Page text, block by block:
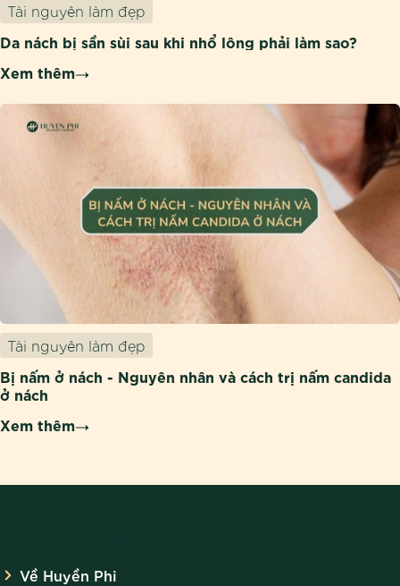
Tài nguyên làm đẹp
Da nách bị sần sùi sau khi nhổ lông phải làm sao?
Xem thêm
Tài nguyên làm đẹp
Bị nấm ở nách - Nguyên nhân và cách trị nấm candida
ở nách
Xem thêm
Về Huyền Phi